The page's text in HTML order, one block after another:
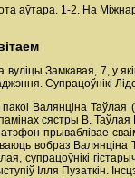
аўтара. 1-2. На
Замкавая, 7, у
Супрацоўнікі
Валянціна Таўлая
сястры В.
прываблівае
вобраз Валянціна
супрацоўнікі
Ілля Пузаткін.